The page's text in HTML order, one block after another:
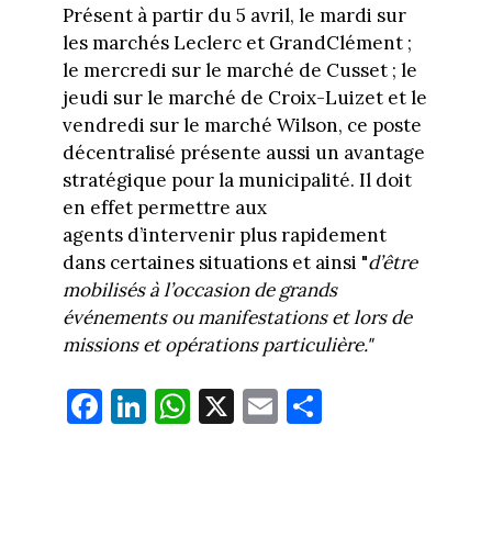
Présent à partir du 5 avril, le mardi sur
les marchés Leclerc et GrandClément ;
le mercredi sur le marché de Cusset ; le
jeudi sur le marché de Croix-Luizet et le
vendredi sur le marché Wilson, ce poste
décentralisé présente aussi un avantage
stratégique pour la municipalité. Il doit
en effet permettre aux
agents d’intervenir plus rapidement
dans certaines situations et ainsi "d’être
mobilisés à l’occasion de grands
événements ou manifestations et lors de
missions et opérations particulière."
Fa
ce
Li
nk
W
ha
X E
m
Pa
rt